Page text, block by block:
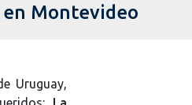
en Montevideo
Uruguay,